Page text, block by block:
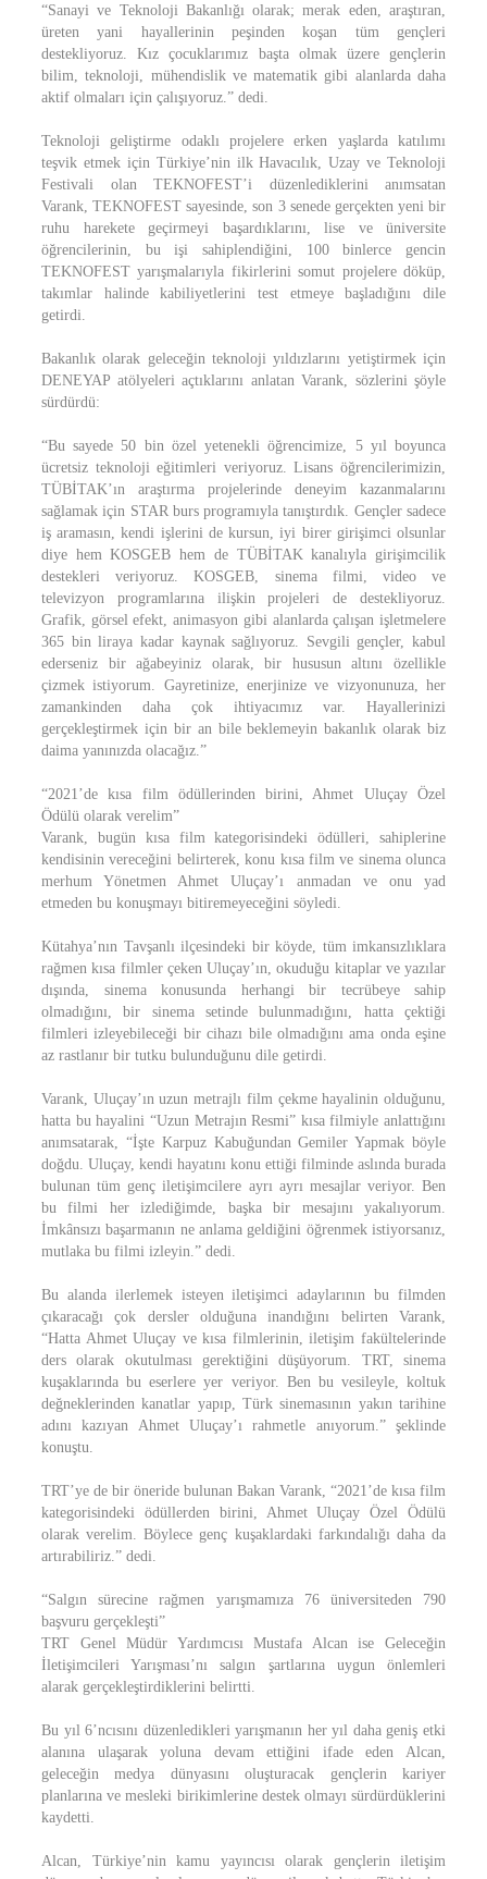
“Sanayi ve Teknoloji Bakanlığı olarak; merak eden, araştıran,
üreten yani hayallerinin peşinden koşan tüm gençleri
destekliyoruz. Kız çocuklarımız başta olmak üzere gençlerin
bilim, teknoloji, mühendislik ve matematik gibi alanlarda daha
aktif olmaları için çalışıyoruz.” dedi.
Teknoloji geliştirme odaklı projelere erken yaşlarda katılımı
teşvik etmek için Türkiye’nin ilk Havacılık, Uzay ve Teknoloji
Festivali olan TEKNOFEST’i düzenlediklerini anımsatan
Varank, TEKNOFEST sayesinde, son 3 senede gerçekten yeni bir
ruhu harekete geçirmeyi başardıklarını, lise ve üniversite
öğrencilerinin, bu işi sahiplendiğini, 100 binlerce gencin
TEKNOFEST yarışmalarıyla fikirlerini somut projelere döküp,
takımlar halinde kabiliyetlerini test etmeye başladığını dile
getirdi.
Bakanlık olarak geleceğin teknoloji yıldızlarını yetiştirmek için
DENEYAP atölyeleri açtıklarını anlatan Varank, sözlerini şöyle
sürdürdü:
“Bu sayede 50 bin özel yetenekli öğrencimize, 5 yıl boyunca
ücretsiz teknoloji eğitimleri veriyoruz. Lisans öğrencilerimizin,
TÜBİTAK’ın araştırma projelerinde deneyim kazanmalarını
sağlamak için STAR burs programıyla tanıştırdık. Gençler sadece
iş aramasın, kendi işlerini de kursun, iyi birer girişimci olsunlar
diye hem KOSGEB hem de TÜBİTAK kanalıyla girişimcilik
destekleri veriyoruz. KOSGEB, sinema filmi, video ve
televizyon programlarına ilişkin projeleri de destekliyoruz.
Grafik, görsel efekt, animasyon gibi alanlarda çalışan işletmelere
365 bin liraya kadar kaynak sağlıyoruz. Sevgili gençler, kabul
ederseniz bir ağabeyiniz olarak, bir hususun altını özellikle
çizmek istiyorum. Gayretinize, enerjinize ve vizyonunuza, her
zamankinden daha çok ihtiyacımız var. Hayallerinizi
gerçekleştirmek için bir an bile beklemeyin bakanlık olarak biz
daima yanınızda olacağız.”
“2021’de kısa film ödüllerinden birini, Ahmet Uluçay Özel
Ödülü olarak verelim”
Varank, bugün kısa film kategorisindeki ödülleri, sahiplerine
kendisinin vereceğini belirterek, konu kısa film ve sinema olunca
merhum Yönetmen Ahmet Uluçay’ı anmadan ve onu yad
etmeden bu konuşmayı bitiremeyeceğini söyledi.
Kütahya’nın Tavşanlı ilçesindeki bir köyde, tüm imkansızlıklara
rağmen kısa filmler çeken Uluçay’ın, okuduğu kitaplar ve yazılar
dışında, sinema konusunda herhangi bir tecrübeye sahip
olmadığını, bir sinema setinde bulunmadığını, hatta çektiği
filmleri izleyebileceği bir cihazı bile olmadığını ama onda eşine
az rastlanır bir tutku bulunduğunu dile getirdi.
Varank, Uluçay’ın uzun metrajlı film çekme hayalinin olduğunu,
hatta bu hayalini “Uzun Metrajın Resmi” kısa filmiyle anlattığını
anımsatarak, “İşte Karpuz Kabuğundan Gemiler Yapmak böyle
doğdu. Uluçay, kendi hayatını konu ettiği filminde aslında burada
bulunan tüm genç iletişimcilere ayrı ayrı mesajlar veriyor. Ben
bu filmi her izlediğimde, başka bir mesajını yakalıyorum.
İmkânsızı başarmanın ne anlama geldiğini öğrenmek istiyorsanız,
mutlaka bu filmi izleyin.” dedi.
Bu alanda ilerlemek isteyen iletişimci adaylarının bu filmden
çıkaracağı çok dersler olduğuna inandığını belirten Varank,
“Hatta Ahmet Uluçay ve kısa filmlerinin, iletişim fakültelerinde
ders olarak okutulması gerektiğini düşüyorum. TRT, sinema
kuşaklarında bu eserlere yer veriyor. Ben bu vesileyle, koltuk
değneklerinden kanatlar yapıp, Türk sinemasının yakın tarihine
adını kazıyan Ahmet Uluçay’ı rahmetle anıyorum.” şeklinde
konuştu.
TRT’ye de bir öneride bulunan Bakan Varank, “2021’de kısa film
kategorisindeki ödüllerden birini, Ahmet Uluçay Özel Ödülü
olarak verelim. Böylece genç kuşaklardaki farkındalığı daha da
artırabiliriz.” dedi.
“Salgın sürecine rağmen yarışmamıza 76 üniversiteden 790
başvuru gerçekleşti”
TRT Genel Müdür Yardımcısı Mustafa Alcan ise Geleceğin
İletişimcileri Yarışması’nı salgın şartlarına uygun önlemleri
alarak gerçekleştirdiklerini belirtti.
Bu yıl 6’ncısını düzenledikleri yarışmanın her yıl daha geniş etki
alanına ulaşarak yoluna devam ettiğini ifade eden Alcan,
geleceğin medya dünyasını oluşturacak gençlerin kariyer
planlarına ve mesleki birikimlerine destek olmayı sürdürdüklerini
kaydetti.
Alcan, Türkiye’nin kamu yayıncısı olarak gençlerin iletişim